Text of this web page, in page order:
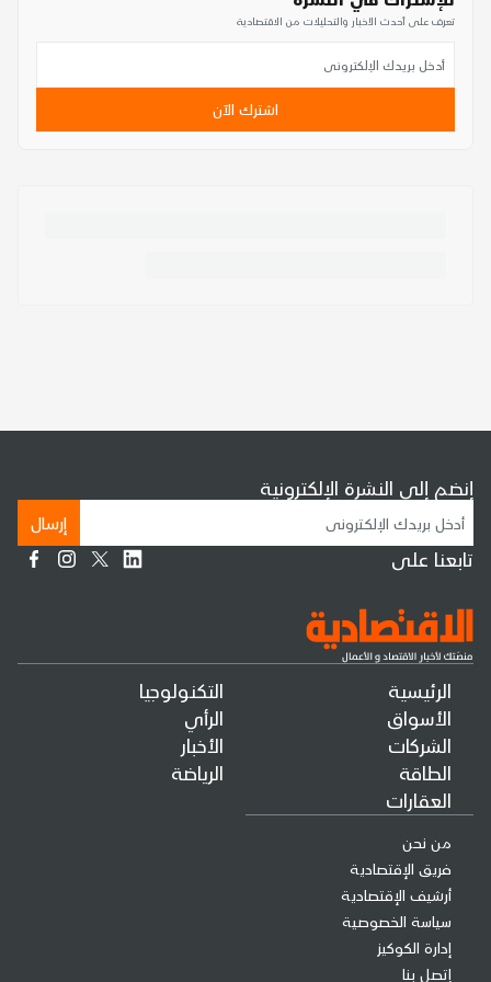
تعرف على أحدث الأخبار والتحليلات من الاقتصادية
اشترك الآن
الرئيسية
الأسواق
الشركات
الطاقة
العقارات
التكنولوجيا
الرأي
الأخبار
الرياضة
من نحن
فريق الإقتصادية
أرشيف الإقتصادية
سياسة الخصوصية
إدارة الكوكيز
إتصل بنا
إنضم إلى النشرة الإلكترونية
إرسال
تابعنا على